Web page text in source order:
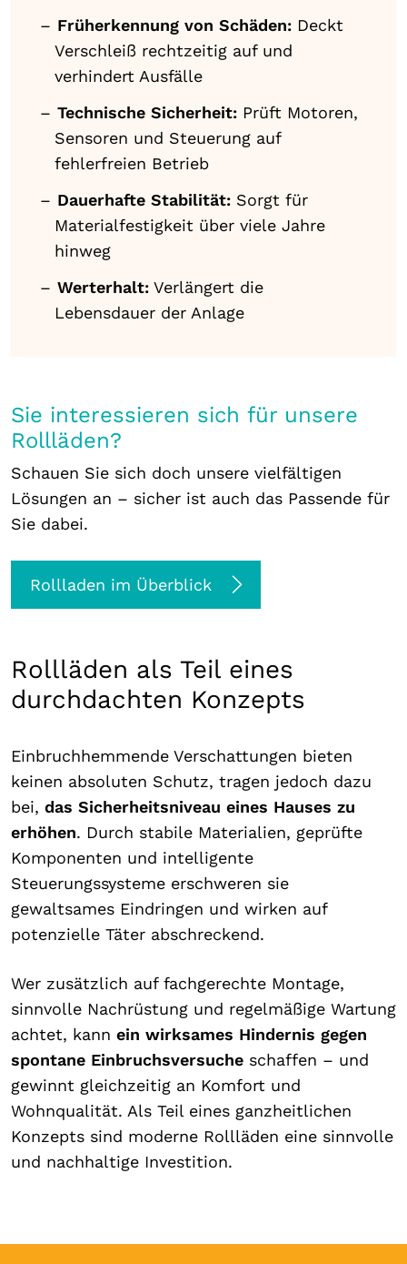
Früherkennung von Schäden: Deckt
Verschleiß rechtzeitig auf und
verhindert Ausfälle
Technische Sicherheit: Prüft Motoren,
Sensoren und Steuerung auf
fehlerfreien Betrieb
Dauerhafte Stabilität: Sorgt für
Materialfestigkeit über viele Jahre
hinweg
Werterhalt: Verlängert die
Lebensdauer der Anlage
Sie interessieren sich für unsere
Rollläden?
Schauen Sie sich doch unsere vielfältigen
Lösungen an – sicher ist auch das Passende für
Sie dabei.
Rollladen im Überblick
Rollläden als Teil eines
durchdachten Konzepts
Einbruchhemmende Verschattungen bieten
keinen absoluten Schutz, tragen jedoch dazu
bei, das Sicherheitsniveau eines Hauses zu
erhöhen. Durch stabile Materialien, geprüfte
Komponenten und intelligente
Steuerungssysteme erschweren sie
gewaltsames Eindringen und wirken auf
potenzielle Täter abschreckend.
Wer zusätzlich auf fachgerechte Montage,
sinnvolle Nachrüstung und regelmäßige Wartung
achtet, kann ein wirksames Hindernis gegen
spontane Einbruchsversuche schaffen – und
gewinnt gleichzeitig an Komfort und
Wohnqualität. Als Teil eines ganzheitlichen
Konzepts sind moderne Rollläden eine sinnvolle
und nachhaltige Investition.